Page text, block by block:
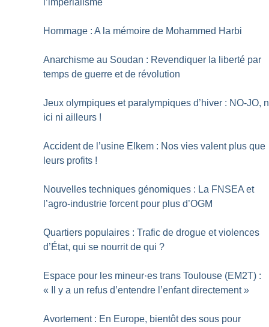
l’impérialisme
Hommage : A la mémoire de Mohammed Harbi
Anarchisme au Soudan : Revendiquer la liberté par
temps de guerre et de révolution
Jeux olympiques et paralympiques d’hiver : NO-JO,
ici ni ailleurs !
Accident de l’usine Elkem : Nos vies valent plus que
leurs profits !
Nouvelles techniques génomiques : La FNSEA et
l’agro-industrie forcent pour plus d’OGM
Quartiers populaires : Trafic de drogue et violences
d’État, qui se nourrit de qui ?
Espace pour les mineur·es trans Toulouse (EM2T) :
«
Il y a un refus d’entendre l’enfant directement »
Avortement : En Europe, bientôt des sous pour